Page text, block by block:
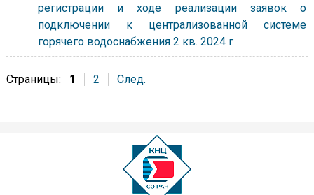
регистрации и ходе реализации заявок о
подключении к централизованной системе
горячего водоснабжения 2 кв. 2024 г
Страницы: 1 2 След.